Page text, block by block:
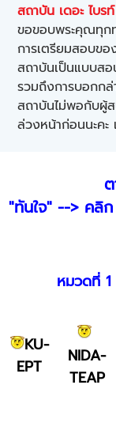
สถาบัน เดอะ ไบร
ขอขอบพระคุณทุกท่
การเตรียมสอบขอ
สถาบันเป็นแบบส
รวมถึงการบอกกล่
สถาบันไม่พอกับผู้
ล่วงหน้าก่อนนะค
"ทันใจ" --> คลิก
หมวดที่ 1
KU-
EPT
NIDA-
TEAP